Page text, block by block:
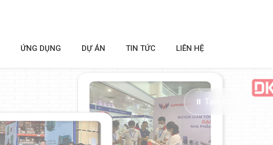
ỨNG DỤNG DỰ ÁN TIN TỨC LIÊN HỆ
⏸ Tạm dừng